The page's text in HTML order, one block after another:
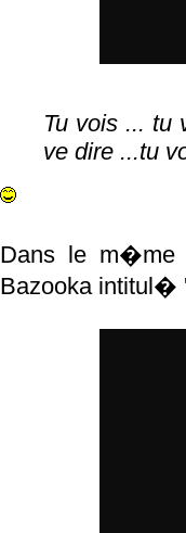
Tu vois ... tu
ve dire ...tu
Dans le m�me
Bazooka intitul�